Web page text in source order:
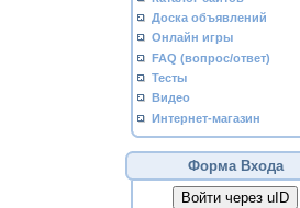
Доска объявлений
Онлайн игры
FAQ (вопрос/ответ)
Тесты
Видео
Интернет-магазин
Форма Входа
Войти через uID